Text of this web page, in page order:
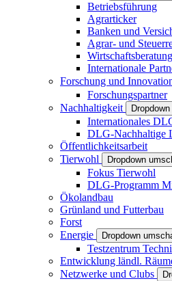
Betriebsführung
Agrarticker
Banken und
Agrar- und
Internationale
Forschung und
Forschungspartner
Nachhaltigkeit
Internationales
DLG-Nachhaltige
Öffentlichkeitsarbeit
Tierwohl
Dropdown
Fokus Tierwohl
DLG-Programm
Ökolandbau
Grünland und Futterbau
Forst
Energie
Dropdown
Testzentrum
Entwicklung ländl.
Netzwerke und Clubs